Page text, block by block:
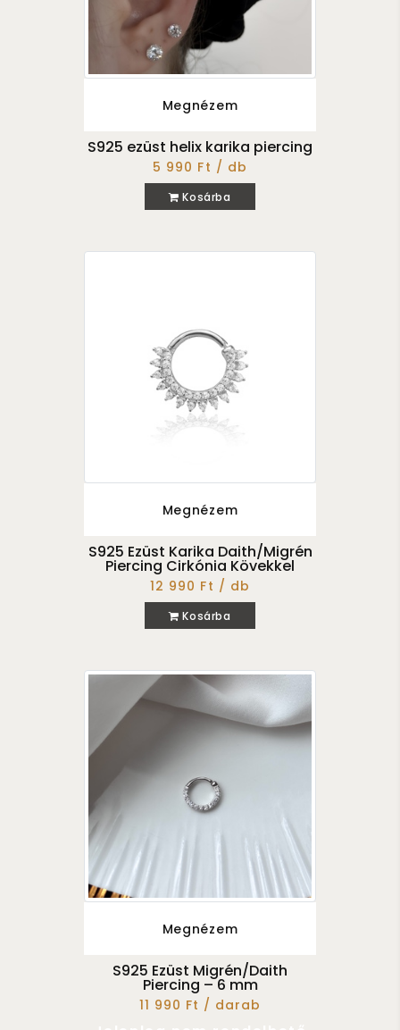
Megnézem
S925 ezüst helix karika piercing
5 990 Ft / db
Kosárba
Megnézem
S925 Ezüst Karika Daith/Migrén
Piercing Cirkónia Kövekkel
12 990 Ft / db
Kosárba
Megnézem
S925 Ezüst Migrén/Daith
Piercing – 6 mm
11 990 Ft / darab